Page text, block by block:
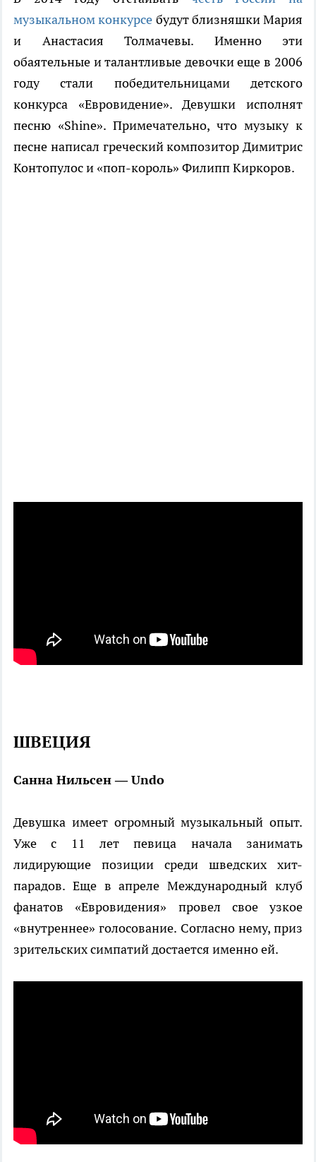
музыкальном конкурсе будут близняшки Мария
и Анастасия Толмачевы. Именно эти
обаятельные и талантливые девочки еще в 2006
году стали победительницами детского
конкурса «Евровидение». Девушки исполнят
песню «Shine». Примечательно, что музыку к
песне написал греческий композитор Димитрис
Контопулос и «поп-король» Филипп Киркоров.
ШВЕЦИЯ
Санна Нильсен — Undo
Девушка имеет огромный музыкальный опыт.
Уже с 11 лет певица начала занимать
лидирующие позиции среди шведских хит-
парадов. Еще в апреле Международный клуб
фанатов «Евровидения» провел свое узкое
«внутреннее» голосование. Согласно нему, приз
зрительских симпатий достается именно ей.